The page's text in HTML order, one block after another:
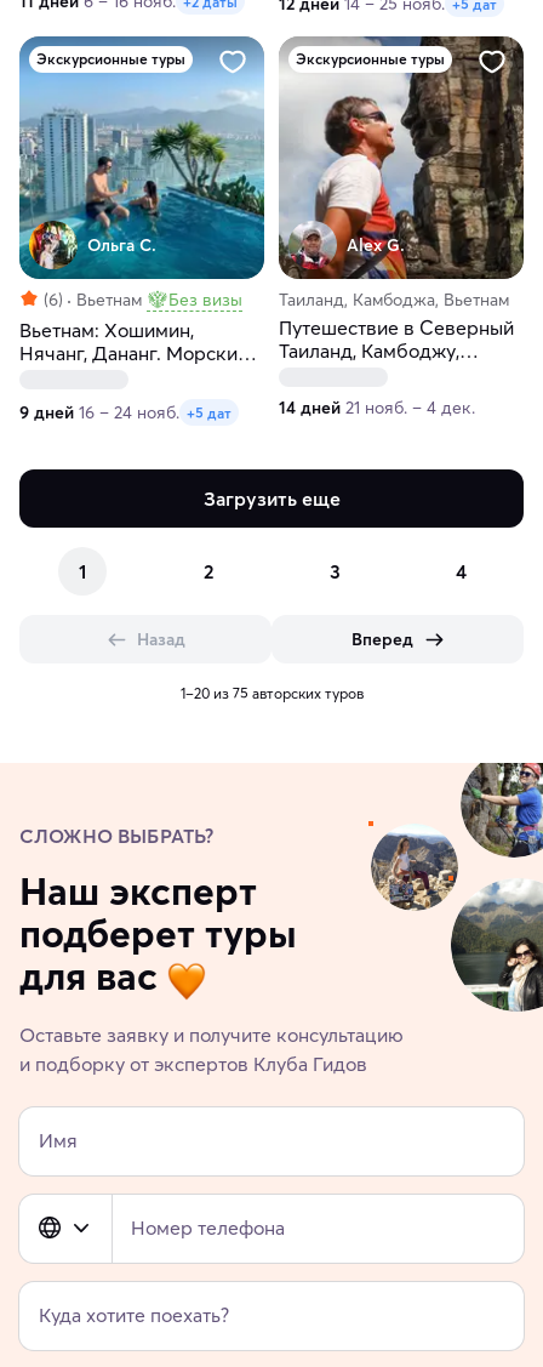
+5 дат
Экскурсионные туры
Ольга С.
(6) Вьетнам Без визы
Вьетнам: Хошимин,
Нячанг, Дананг. Морские
9 дней 16 – 24 нояб. +5 дат
Экскурсионные туры
Alex G.
Таиланд, Камбоджа, Вьетнам
Путешествие в Северный
Таиланд, Камбоджу,
14 дней 21 нояб. – 4 дек.
Загрузить еще
1 2 3 4
Назад Вперед
1–20 из 75 авторских туров
СЛОЖНО ВЫБРАТЬ?
Наш эксперт
подберет туры
для вас
Оставьте заявку и получите консультацию
и подборку от экспертов Клуба Гидов
Имя
Номер телефона
Куда хотите поехать?